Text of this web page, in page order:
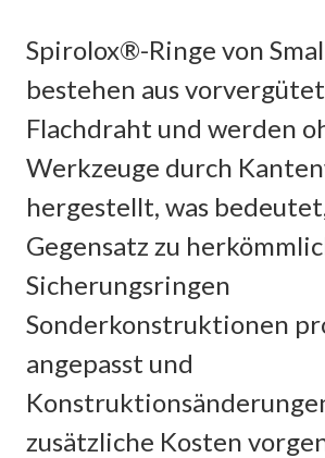
Spirolox®-Ringe von
bestehen aus
Flachdraht und werden
Werkzeuge durch
hergestellt, was
Gegensatz zu
Sicherungsringen
Sonderkonstruktionen
angepasst und
zusätzliche Kosten